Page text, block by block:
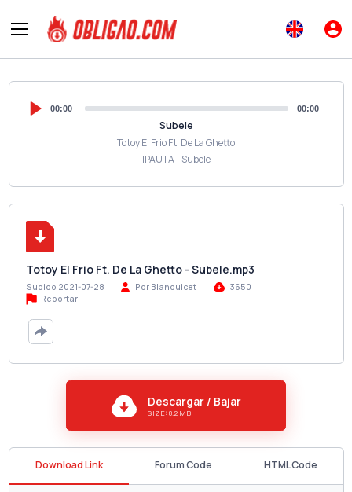
00:00 00:00
Subele
Totoy El Frio Ft. De La Ghetto
IPAUTA - Subele
Totoy El Frio Ft. De La Ghetto - Subele.mp3
Subido 2021-07-28 Por Blanquicet
3650
Reportar
Descargar / Bajar
SIZE: 8.2 MB
Download Link Forum Code HTML Code